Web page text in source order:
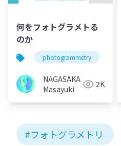
何をフォトグラメトる
のか
photogrammetry
NAGASAKA
Masayuki
2K
#フォトグラメトリ